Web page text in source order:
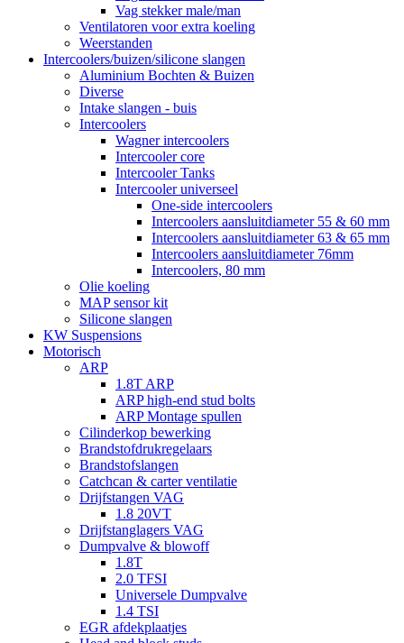
Vag stekker male/man
Ventilatoren voor extra koeling
Weerstanden
Intercoolers/buizen/silicone slangen
Aluminium Bochten & Buizen
Diverse
Intake slangen - buis
Intercoolers
Wagner intercoolers
Intercooler core
Intercooler Tanks
Intercooler universeel
One-side intercoolers
Intercoolers aansluitdiameter 55 & 60 mm
Intercoolers aansluitdiameter 63 & 65 mm
Intercoolers aansluitdiameter 76mm
Intercoolers, 80 mm
Olie koeling
MAP sensor kit
Silicone slangen
KW Suspensions
Motorisch
ARP
1.8T ARP
ARP high-end stud bolts
ARP Montage spullen
Cilinderkop bewerking
Brandstofdrukregelaars
Brandstofslangen
Catchcan & carter ventilatie
Drijfstangen VAG
1.8 20VT
Drijfstanglagers VAG
Dumpvalve & blowoff
1.8T
2.0 TFSI
Universele Dumpvalve
1.4 TSI
EGR afdekplaatjes